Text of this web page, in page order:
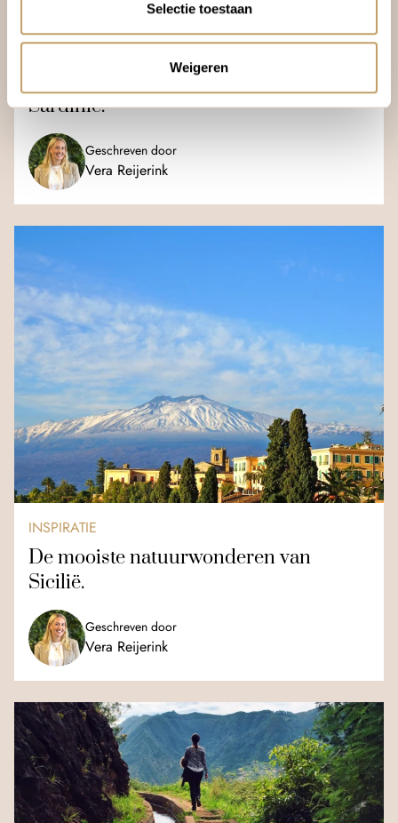
Selectie toestaan
Weigeren
Ontdek het groene hart van veelzijdig
Sardinië.
Geschreven door
Vera Reijerink
INSPIRATIE
De mooiste natuurwonderen van
Sicilië.
Geschreven door
Vera Reijerink